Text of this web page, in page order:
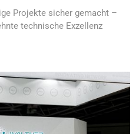
Projekte sicher gemacht –
technische Exzellenz